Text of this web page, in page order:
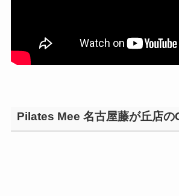
Pilates Mee 名古屋藤が丘店